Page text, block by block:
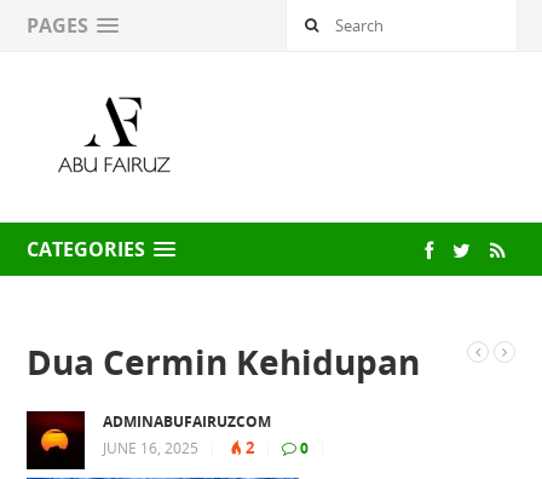
PAGES
CATEGORIES
Dua Cermin Kehidupan
ADMINABUFAIRUZCOM
JUNE 16, 2025
2 0